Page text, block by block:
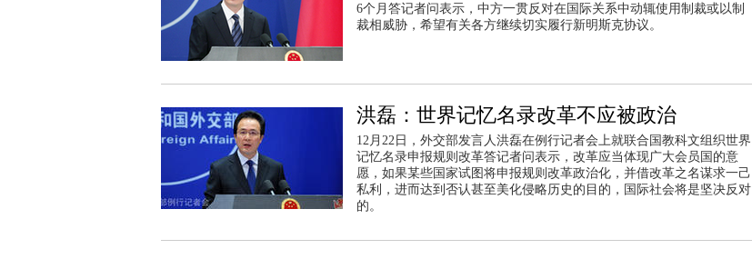
6个月答记者问表示，中方一贯反对在国际关系中动辄使用制裁或以制
裁相威胁，希望有关各方继续切实履行新明斯克协议。
洪磊：世界记忆名录改革不应被政治
12月22日，外交部发言人洪磊在例行记者会上就联合国教科文组织世界
记忆名录申报规则改革答记者问表示，改革应当体现广大会员国的意
愿，如果某些国家试图将申报规则改革政治化，并借改革之名谋求一己
私利，进而达到否认甚至美化侵略历史的目的，国际社会将是坚决反对
的。